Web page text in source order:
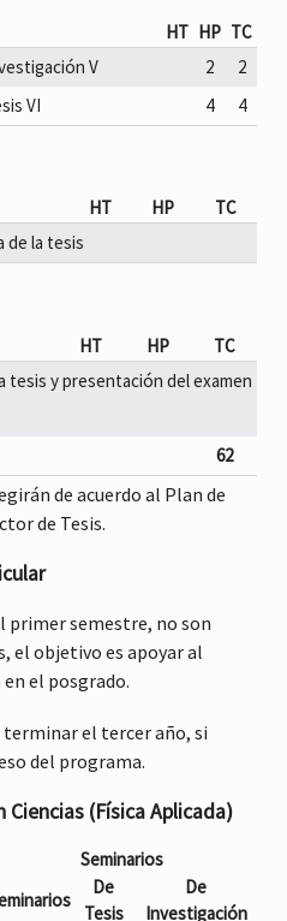
HT HP TC
V 2
2
VI 4 4
HT HP
TC
de la tesis
HT HP
TC
tesis y presentación del examen
62
de acuerdo al Plan de
de Tesis.
primer semestre, no son
el objetivo es apoyar al
el posgrado.
el tercer año, si
del programa.
(Física Aplicada)
Seminarios
De
Tesis
De
Investigación